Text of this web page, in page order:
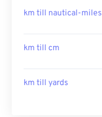
km till nautical-miles
km till cm
km till yards